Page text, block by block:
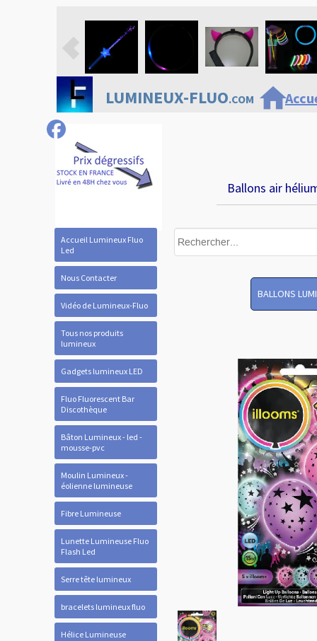
Accueil Lumineux Fluo
Led
Nous Contacter
Vidéo de Lumineux-Fluo
Tous nos produits
lumineux
Gadgets lumineux LED
Fluo Fluorescent Bar
Discothèque
Bâton Lumineux - led -
mousse-pvc
Moulin Lumineux -
éolienne lumineuse
Fibre Lumineuse
Lunette Lumineuse Fluo
Flash Led
Serre tête lumineux
bracelets lumineux fluo
Hélice Lumineuse
LUMINEUX-FLUO.COMhome
Ballons air
BALLONS